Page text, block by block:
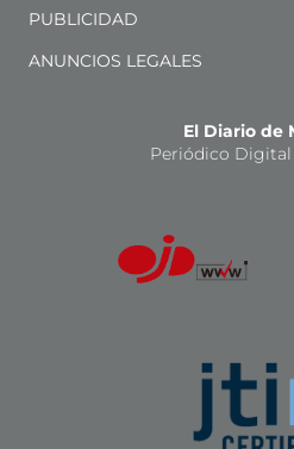
PUBLICIDAD
ANUNCIOS LEGALES
El Diario de
Periódico Digital